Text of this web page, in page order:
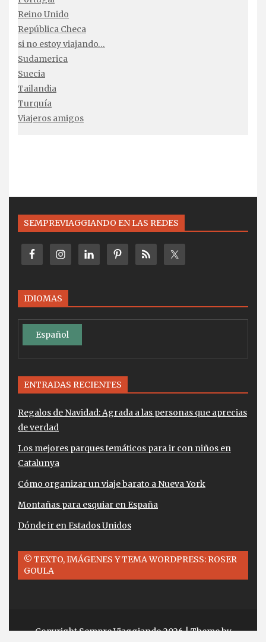
Reino Unido
República Checa
si no estoy viajando…
Sudamerica
Suecia
Tailandia
Turquía
Viajeros amigos
SEMPREVIAGGIANDO EN LAS REDES
IDIOMAS
Español
ENTRADAS RECIENTES
Regalos de Navidad: Agrada a las personas que aprecias
de verdad
Los mejores parques temáticos para ir con niños en
Catalunya
Cómo organizar un viaje barato a Nueva York
Montañas para esquiar en España
Dónde ir en Estados Unidos
© TEXTO, IMÁGENES Y TEMA WORDPRESS: ROSER
GOULA
Copyright Sempre Viaggiando 2026| Theme by